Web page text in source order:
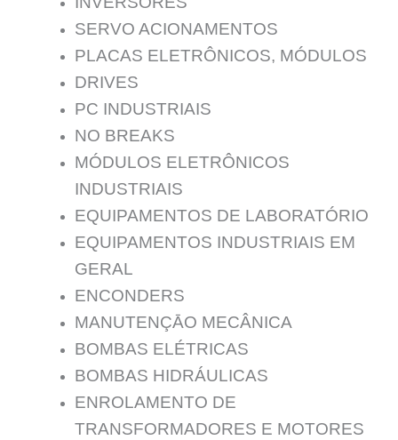
SERVO ACIONAMENTOS
PLACAS ELETRÔNICOS, MÓDULOS
DRIVES
PC INDUSTRIAIS
NO BREAKS
MÓDULOS ELETRÔNICOS
INDUSTRIAIS
EQUIPAMENTOS DE LABORATÓRIO
EQUIPAMENTOS INDUSTRIAIS EM
GERAL
ENCONDERS
MANUTENÇĀO MECÂNICA
BOMBAS ELÉTRICAS
BOMBAS HIDRÁULICAS
ENROLAMENTO DE
TRANSFORMADORES E MOTORES